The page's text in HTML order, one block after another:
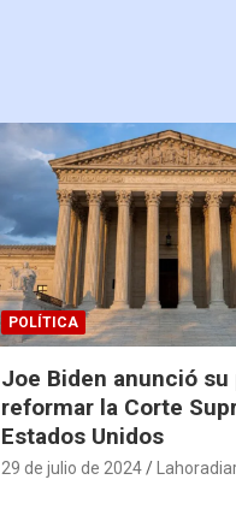
POLÍTICA
Joe Biden anunció su
reformar la Corte
Estados Unidos
29 de julio de 2024